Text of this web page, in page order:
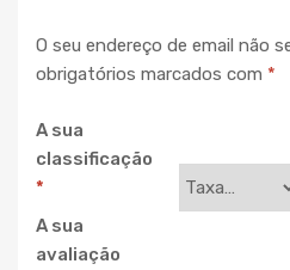
O seu endereço de email não
obrigatórios marcados com *
A sua
classificação
*
A sua
avaliação